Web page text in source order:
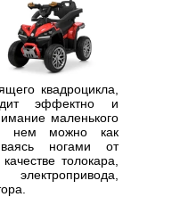
квадроцикла,
эффектно и
маленького
нем можно как
ногами от
толокара,